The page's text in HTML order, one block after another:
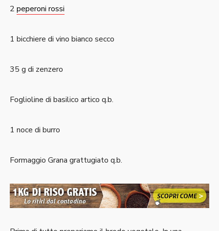
2 peperoni rossi
1 bicchiere di vino bianco secco
35 g di zenzero
Foglioline di basilico artico q.b.
1 noce di burro
Formaggio Grana grattugiato q.b.